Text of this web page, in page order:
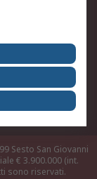
il Blog di RS
Sesto San Giovanni
€ 3.900.000 (int.
sono riservati.